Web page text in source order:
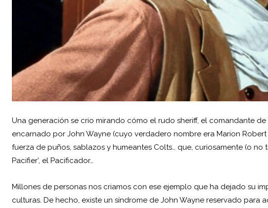
Una generación se crio mirando cómo el rudo sheriff, el comandante
encarnado por John Wayne (cuyo verdadero nombre era Marion Robert
fuerza de puños, sablazos y humeantes Colts… que, curiosamente (o no
Pacifier’, el Pacificador…
Millones de personas nos criamos con ese ejemplo que ha dejado su
culturas. De hecho, existe un síndrome de John Wayne reservado